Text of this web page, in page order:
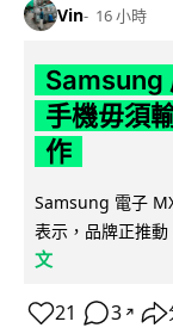
Vin 16 小時
Samsung
手機毋須
作
Samsung 電子
表示，品牌正推
文
21 3 ↗